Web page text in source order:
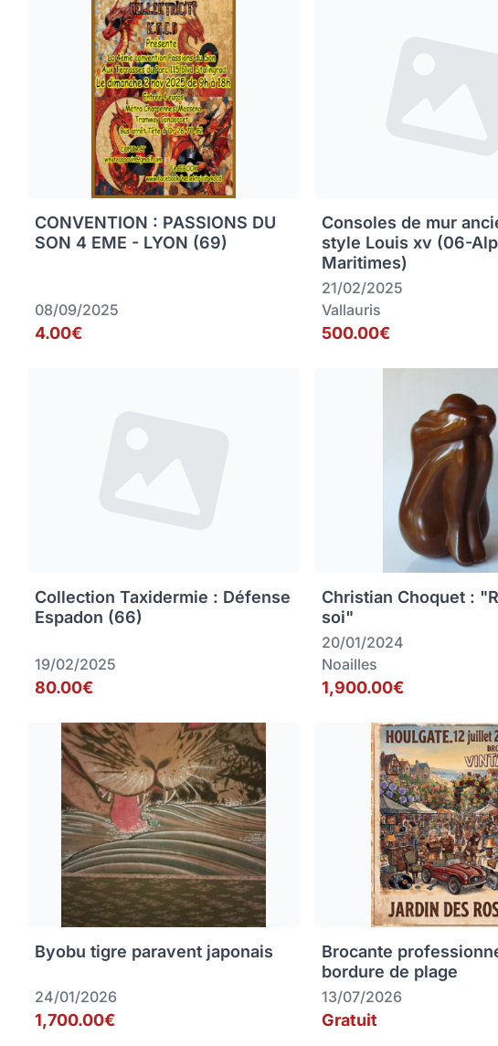
CONVENTION : PASSIONS DU
SON 4 EME - LYON (69)
08/09/2025
4.00€
Consoles de mur
style Louis xv (06-
Maritimes)
21/02/2025
Vallauris
500.00€
Collection Taxidermie : Défense
Espadon (66)
19/02/2025
80.00€
Christian Choquet :
soi"
20/01/2024
Noailles
1,900.00€
Byobu tigre paravent japonais
24/01/2026
1,700.00€
Brocante
bordure de plage
13/07/2026
Gratuit